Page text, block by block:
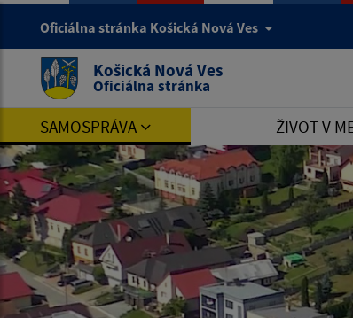
Oficiálna stránka Košická Nová Ves
Košická Nová Ves
Oficiálna stránka
SAMOSPRÁVA ŽIVOT V